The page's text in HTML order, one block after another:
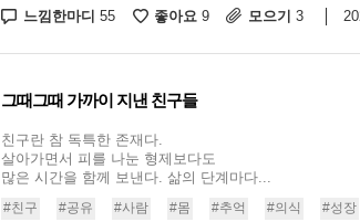
느낌한마디 55 좋아요 9 모으기 3
그때그때 가까이 지낸 친구들
친구란 참 독특한 존재다.
살아가면서 피를 나눈 형제보다도
많은 시간을 함께 보낸다. 삶의 단계마다...
#친구 #공유 #사람 #몸 #추억 #의식 #성장